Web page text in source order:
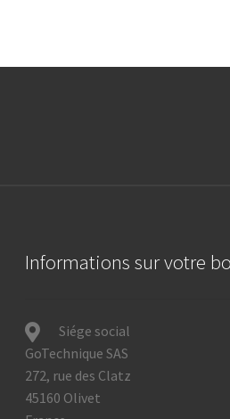
Informations sur votre
Siége social
GoTechnique SAS
272, rue des Clatz
45160 Olivet